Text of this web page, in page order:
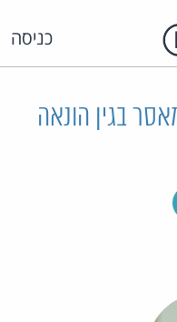
כניסה
בגין הונאה